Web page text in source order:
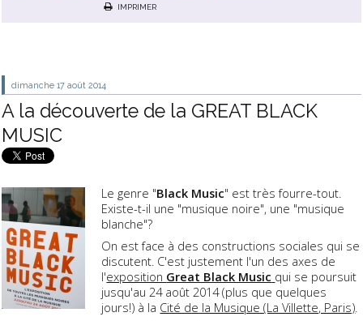
IMPRIMER
dimanche 17 août 2014
A la découverte de la GREAT BLACK
MUSIC
Le genre "Black Music" est très fourre-tout.
Existe-t-il une "musique noire", une "musique
blanche"?
On est face à des constructions sociales qui se
discutent. C'est justement l'un des axes de
l'exposition Great Black Music qui se poursuit
jusqu'au 24 août 2014 (plus que quelques
jours!) à la Cité de la Musique (La Villette, Paris)